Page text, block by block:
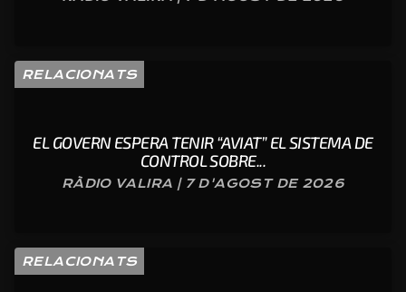
RELACIONATS
EL GOVERN ESPERA TENIR “AVIAT” EL SISTEMA DE
CONTROL SOBRE...
RÀDIO VALIRA | 7 D'AGOST DE 2026
RELACIONATS